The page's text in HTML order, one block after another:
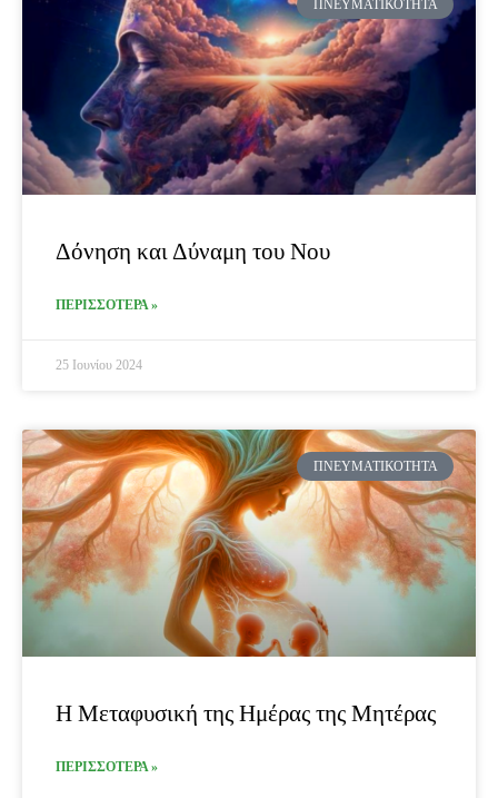
ΠΝΕΥΜΑΤΙΚΌΤΗΤΑ
Δόνηση και Δύναμη του Νου
ΠΕΡΙΣΣΟΤΕΡΑ »
25 Ιουνίου 2024
ΠΝΕΥΜΑΤΙΚΌΤΗΤΑ
Η Μεταφυσική της Ημέρας της Μητέρας
ΠΕΡΙΣΣΟΤΕΡΑ »